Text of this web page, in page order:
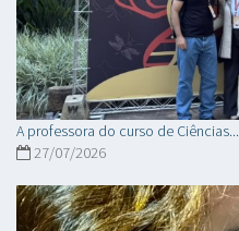
A professora do curso de Ciências...
27/07/2026